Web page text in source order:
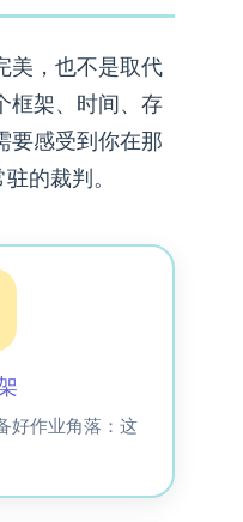
美，也不是取代
框架、时间、存
要感受到你在那
的裁判。
好作业角落：这